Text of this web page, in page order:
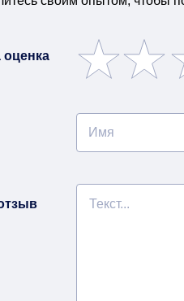
оценка